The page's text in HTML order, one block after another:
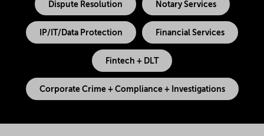
Dispute Resolution Notary Services
IP/IT/Data Protection Financial Services
Fintech + DLT
Corporate Crime + Compliance + Investigations